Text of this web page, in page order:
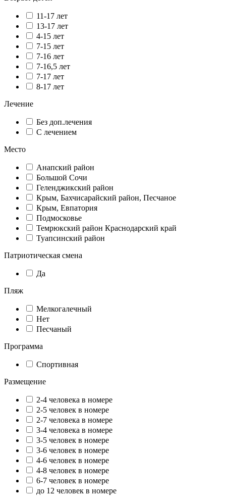
11-17 лет
13-17 лет
4-15 лет
7-15 лет
7-16 лет
7-16,5 лет
7-17 лет
8-17 лет
Лечение
Без доп.лечения
С лечением
Место
Анапский район
Большой Сочи
Геленджикский район
Крым, Бахчисарайский район, Песчаное
Крым, Евпатория
Подмосковье
Темрюкский район Краснодарский край
Туапсинский район
Патриотическая смена
Да
Пляж
Мелкогалечный
Нет
Песчаный
Программа
Спортивная
Размещение
2-4 человека в номере
2-5 человек в номере
2-7 человека в номере
3-4 человека в номере
3-5 человек в номере
3-6 человек в номере
4-6 человек в номере
4-8 человек в номере
6-7 человек в номере
до 12 человек в номере